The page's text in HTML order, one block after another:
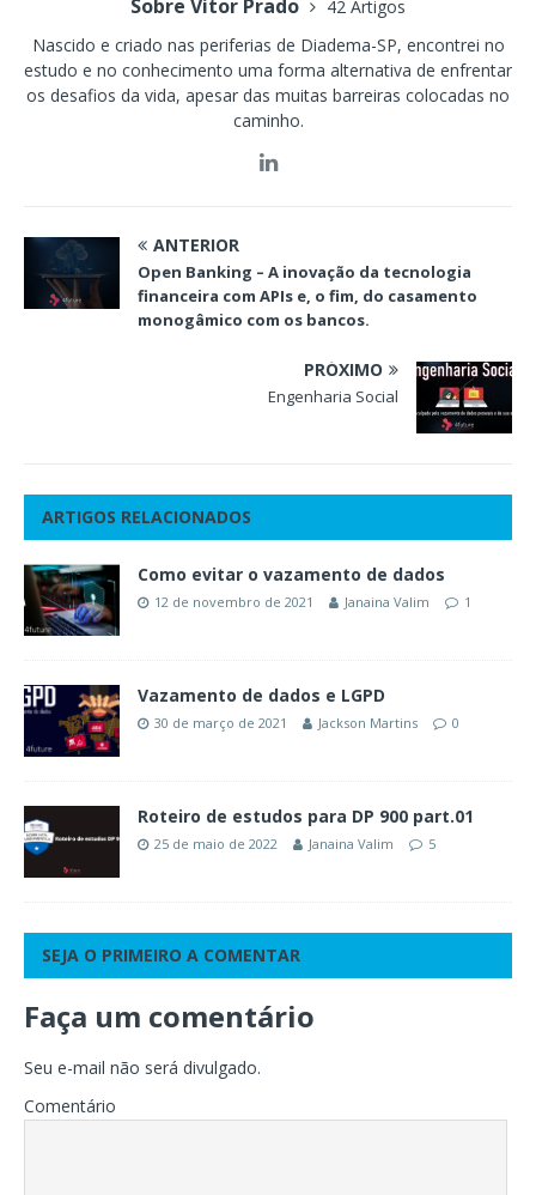
Sobre Vitor Prado
42 Artigos
Nascido e criado nas periferias de Diadema-SP, encontrei no
estudo e no conhecimento uma forma alternativa de enfrentar
os desafios da vida, apesar das muitas barreiras colocadas no
caminho.
ANTERIOR
Open Banking – A inovação da tecnologia
financeira com APIs e, o fim, do casamento
monogâmico com os bancos.
PRÓXIMO
Engenharia Social
ARTIGOS RELACIONADOS
Como evitar o vazamento de dados
12 de novembro de 2021 Janaina Valim 1
Vazamento de dados e LGPD
30 de março de 2021 Jackson Martins 0
Roteiro de estudos para DP 900 part.01
25 de maio de 2022 Janaina Valim 5
SEJA O PRIMEIRO A COMENTAR
Faça um comentário
Seu e-mail não será divulgado.
Comentário